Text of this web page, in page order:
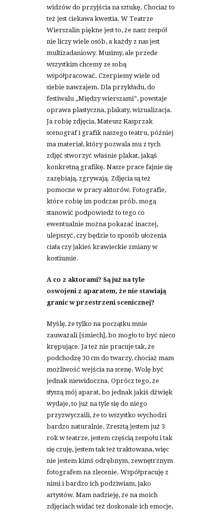
widzów do przyjścia na sztukę. Chociaż to
też jest ciekawa kwestia. W Teatrze
Wierszalin piękne jest to, że nasz zespół
nie liczy wiele osób, a każdy z nas jest
multizadaniowy. Musimy, ale przede
wszystkim chcemy ze sobą
współpracować. Czerpiemy wiele od
siebie nawzajem. Dla przykładu, do
festiwalu „Między wierszami”, powstaje
oprawa plastyczna, plakaty, wizualizacja.
Ja robię zdjęcia, Mateusz Kasprzak
scenograf i grafik naszego teatru, później
ma materiał, który pozwala mu z tych
zdjęć stworzyć właśnie plakat, jakąś
konkretną grafikę. Nasze prace fajnie się
zazębiają, zgrywają. Zdjęcia są też
pomocne w pracy aktorów. Fotografie,
które robię im podczas prób, mogą
stanowić podpowiedź to tego co
ewentualnie można pokazać inaczej,
ulepszyć, czy będzie to sposób ułożenia
ciała czy jakieś krawieckie zmiany w
kostiumie.
A co z aktorami? Są już na tyle
oswojeni z aparatem, że nie stawiają
granic w przestrzeni scenicznej?
Myślę, że tylko na początku mnie
zauważali [śmiech], bo mogło to być nieco
krępujące. Ja też nie pracuje tak, że
podchodzę 30 cm do twarzy, chociaż mam
możliwość wejścia na scenę. Wolę być
jednak niewidoczna. Oprócz tego, że
słyszą mój aparat, bo jednak jakiś dźwięk
wydaje, to już na tyle się do niego
przyzwyczaili, że to wszystko wychodzi
bardzo naturalnie. Zresztą jestem już 3
rok w teatrze, jestem częścią zespołu i tak
się czuję, jestem tak też traktowana, więc
nie jestem kimś odrębnym, zewnętrznym
fotografem na zlecenie. Współpracuję z
nimi i bardzo ich podziwiam, jako
artystów. Mam nadzieję, że na moich
zdjęciach widać też doskonale ich emocje,